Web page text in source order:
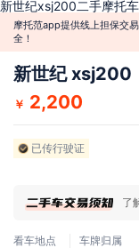
新世纪xsj200二手摩托
摩托范app提供线上担保交
全！
新世纪 xsj200
￥ 2,200
已传行驶证
了
看车地点
车牌归属